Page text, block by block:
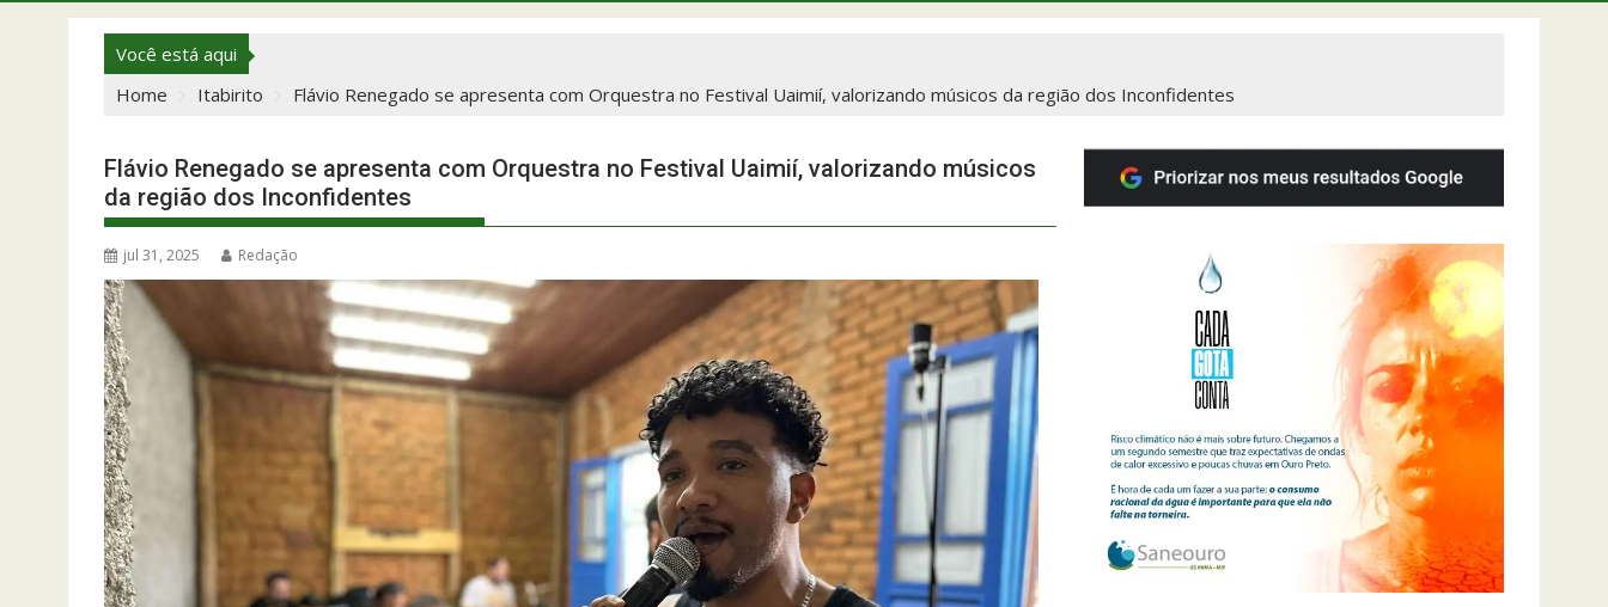
Você está aqui
Home
Itabirito Flávio Renegado se apresenta com Orquestra no Festival Uaimií, valorizando músicos da região dos Inconfidentes
Flávio Renegado se apresenta com Orquestra no Festival Uaimií, valorizando músicos
da região dos Inconfidentes
jul 31, 2025 Redação